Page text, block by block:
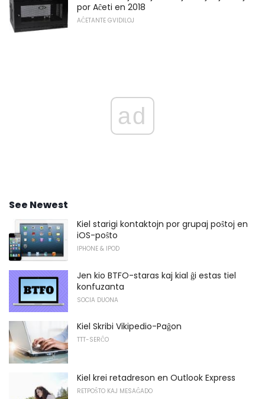
por Aĉeti en 2018
AĈETANTE GVIDILOJ
ad
See Newest
Kiel starigi kontaktojn por grupaj poŝtoj en
iOS-poŝto
IPHONE & IPOD
Jen kio BTFO-staras kaj kial ĝi estas tiel
konfuzanta
SOCIA DUONA
Kiel Skribi Vikipedio-Paĝon
TTT-SERĈO
Kiel krei retadreson en Outlook Express
RETPOŜTO KAJ MESAĜADO